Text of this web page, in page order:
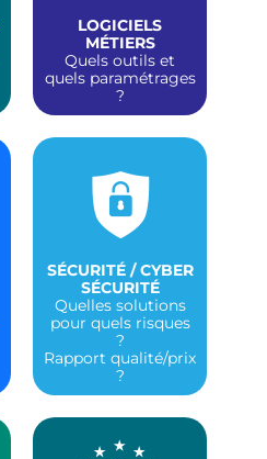
LOGICIELS
MÉTIERS
Quels outils et
quels paramétrages
?
SÉCURITÉ / CYBER
SÉCURITÉ
Quelles solutions
pour quels risques
?
Rapport qualité/prix
?